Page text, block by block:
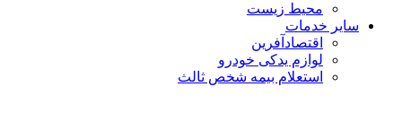
محیط زیست
سایر خدمات
اقتصادآفرین
لوازم یدکی خودرو
استعلام بیمه شخص ثالث